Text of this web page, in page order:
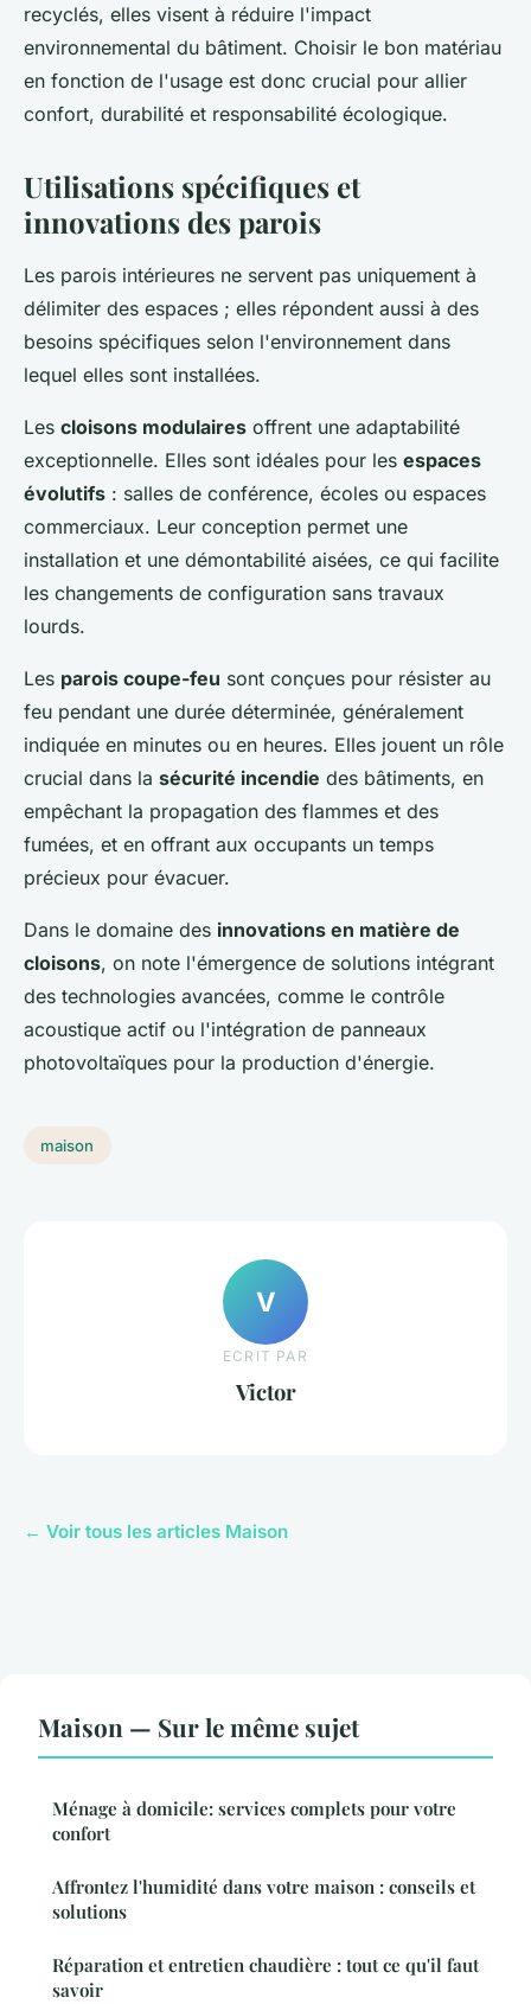
recyclés, elles visent à réduire l'impact
environnemental du bâtiment. Choisir le bon matériau
en fonction de l'usage est donc crucial pour allier
confort, durabilité et responsabilité écologique.
Utilisations spécifiques et
innovations des parois
Les parois intérieures ne servent pas uniquement à
délimiter des espaces ; elles répondent aussi à des
besoins spécifiques selon l'environnement dans
lequel elles sont installées.
Les cloisons modulaires offrent une adaptabilité
exceptionnelle. Elles sont idéales pour les espaces
évolutifs : salles de conférence, écoles ou espaces
commerciaux. Leur conception permet une
installation et une démontabilité aisées, ce qui facilite
les changements de configuration sans travaux
lourds.
Les parois coupe-feu sont conçues pour résister au
feu pendant une durée déterminée, généralement
indiquée en minutes ou en heures. Elles jouent un rôle
crucial dans la sécurité incendie des bâtiments, en
empêchant la propagation des flammes et des
fumées, et en offrant aux occupants un temps
précieux pour évacuer.
Dans le domaine des innovations en matière de
cloisons, on note l'émergence de solutions intégrant
des technologies avancées, comme le contrôle
acoustique actif ou l'intégration de panneaux
photovoltaïques pour la production d'énergie.
maison
V
ECRIT PAR
Victor
← Voir tous les articles Maison
Maison — Sur le même sujet
Ménage à domicile: services complets pour votre
confort
Affrontez l'humidité dans votre maison : conseils et
solutions
Réparation et entretien chaudière : tout ce qu'il faut
savoir